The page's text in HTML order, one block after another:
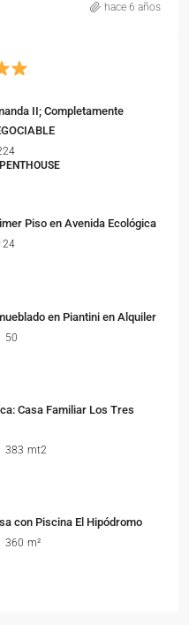
hace 6 años
II; Completamente
Piso en Avenida Ecológica
en Piantini en Alquiler
50
Casa Familiar Los Tres
383 mt2
con Piscina El Hipódromo
360 m²